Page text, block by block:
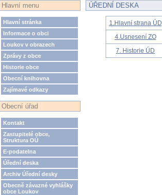
Hlavní menu
Hlavní stránka
Informace o obci
Loukov v obrazech
Zprávy z obce
Historie obce
Obecní knihovna
Zajímavé odkazy
Obecní úřad
Kontakt
Zastupitelé obce,
Struktura OÚ
E-podatelna
Úřední deska
Archiv Úřední desky
Obecně závazné vyhlášky
obce Loukov
ÚŘEDNÍ DESKA
1.Hlavní strana ÚD
4.Usnesení ZO
7. Historie ÚD